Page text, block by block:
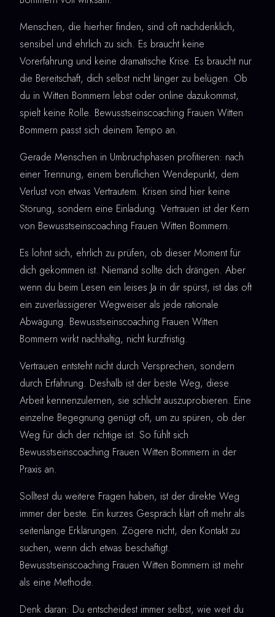
Menschen, die hierher finden, sind oft nachdenklich,
sensibel und ehrlich zu sich. Es braucht keine
Vorerfahrung und keine dramatische Krise. Es braucht nur
die Bereitschaft, dich selbst nicht länger zu belügen. Ob
du in Witten Bommern lebst oder online dazukommst,
spielt keine Rolle. Bewusstseinscoaching Frauen Witten
Bommern passt sich deinem Tempo an.
Gerade Menschen in Umbruchphasen profitieren: nach
einer Trennung, einem beruflichen Wendepunkt, dem
Verlust von etwas Vertrautem. Krisen sind hier keine
Störung, sondern eine Einladung. Vertrauen ist der Kern
von Bewusstseinscoaching Frauen Witten Bommern.
Es lohnt sich, ehrlich zu prüfen, ob dieser Moment für
dich gekommen ist. Niemand sollte dich drängen. Aber
wenn du beim Lesen ein leises Ja in dir spürst, ist das oft
ein zuverlässigerer Wegweiser als jede rationale
Abwägung. Bewusstseinscoaching Frauen Witten
Bommern wirkt nachhaltig, nicht kurzfristig.
Vertrauen entsteht nicht durch Versprechen, sondern
durch Erfahrung. Deshalb ist der beste Weg, diese
Arbeit kennenzulernen, sie schlicht auszuprobieren. Eine
einzelne Begegnung genügt oft, um zu spüren, ob der
Weg für dich der richtige ist. So fühlt sich
Bewusstseinscoaching Frauen Witten Bommern in der
Praxis an.
Solltest du weitere Fragen haben, ist der direkte Weg
immer der beste. Ein kurzes Gespräch klärt oft mehr als
seitenlange Erklärungen. Zögere nicht, den Kontakt zu
suchen, wenn dich etwas beschäftigt.
Bewusstseinscoaching Frauen Witten Bommern ist mehr
als eine Methode.
Denk daran: Du entscheidest immer selbst, wie weit du